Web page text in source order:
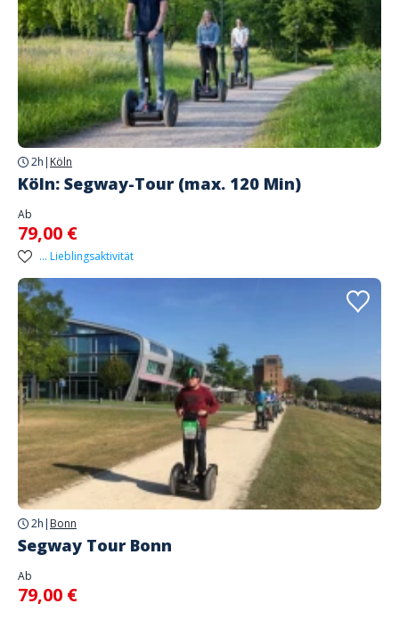
2h | Köln
Köln: Segway-Tour (max. 120 Min)
Ab
79,00 €
... Lieblingsaktivität
2h | Bonn
Segway Tour Bonn
Ab
79,00 €